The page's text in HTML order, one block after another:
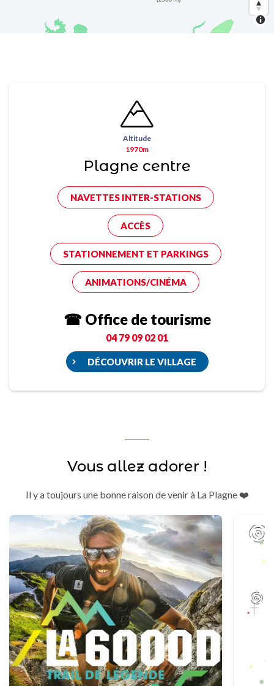
Altitude
1970m
Plagne centre
NAVETTES INTER-STATIONS
ACCÈS
STATIONNEMENT ET PARKINGS
ANIMATIONS/CINÉMA
☎ Office de tourisme
04 79 09 02 01
DÉCOUVRIR LE VILLAGE
Vous allez adorer !
Il y a toujours une bonne raison de venir à La Plagne ❤️